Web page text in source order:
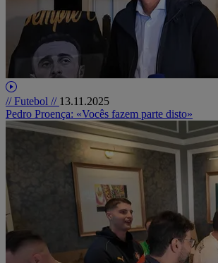
// Futebol // 13.11.2025
Pedro Proença: «Vocês fazem parte disto»